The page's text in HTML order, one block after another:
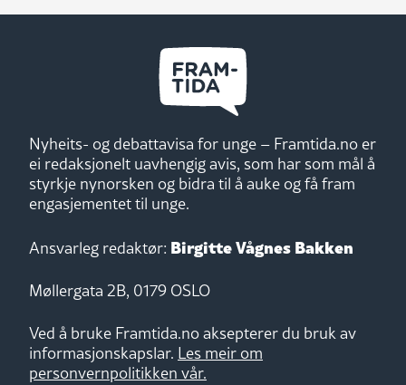
Nyheits- og debattavisa for unge – Framtida.no er
ei redaksjonelt uavhengig avis, som har som mål å
styrkje nynorsken og bidra til å auke og få fram
engasjementet til unge.
Ansvarleg redaktør: Birgitte Vågnes Bakken
Møllergata 2B, 0179 OSLO
Ved å bruke Framtida.no aksepterer du bruk av
informasjonskapslar. Les meir om
personvernpolitikken vår.